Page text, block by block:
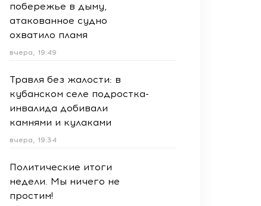
побережье в дыму,
атакованное судно
охватило пламя
вчера, 19:49
Травля без жалости: в
кубанском селе подростка-
инвалида добивали
камнями и кулаками
вчера, 19:34
Политические итоги
недели. Мы ничего не
простим!